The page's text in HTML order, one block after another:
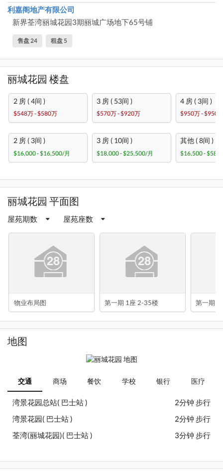
利嘉阁地产有限公司
新界荃湾丽城花园3期丽城广场地下65号铺
售盘 24 租盘 5
丽城花园 楼盘
2 房 ( 4间 )
$548万 - $580万
3 房 ( 53间 )
$570万 - $920万
4 房 ( 3间 )
$950万 - $950
2 房 ( 3间 )
$16,000 - $16,500/月
3 房 ( 10间 )
$18,000 - $25,500/月
其他 ( 8间 )
$16,500 -
丽城花园 平面图
屋苑期数 屋苑座数
物业布局图 第一期 1座 2-35楼 第一期 2
地图
交通 商场 餐饮 学校 银行 医疗
湾景花园总站( 巴士站 )
2分钟 步行
湾景花园( 巴士站 )
2分钟 步行
荃湾(丽城花园)( 巴士站 )
3分钟 步行